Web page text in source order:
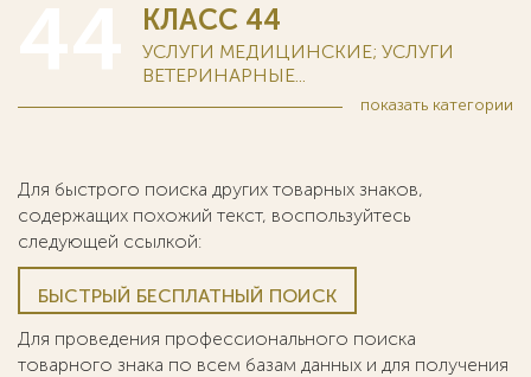
КЛАСС 44
УСЛУГИ МЕДИЦИНСКИЕ; УСЛУГИ
ВЕТЕРИНАРНЫЕ...
показать категории
Для быстрого поиска других товарных знаков,
содержащих похожий текст, воспользуйтесь
следующей ссылкой:
БЫСТРЫЙ БЕСПЛАТНЫЙ ПОИСК
Для проведения профессионального поиска
товарного знака по всем базам данных и для получения